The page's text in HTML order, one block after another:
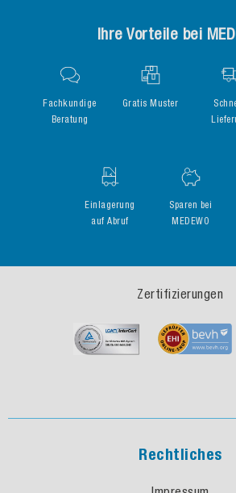
Ihre Vorteile bei
Fachkundige
Beratung
Gratis Muster
Einlagerung
auf Abruf
Sparen bei
MEDEWO
Zertifizierungen
Rechtliches